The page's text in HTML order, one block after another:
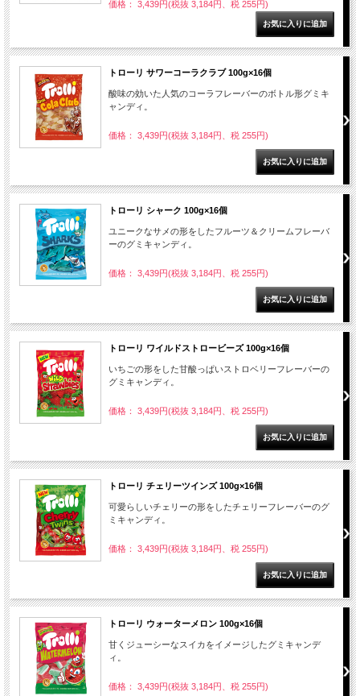
価格： 3,439円(税抜 3,184円、税 255円)
トローリ サワーコーラクラブ 100g×16個
酸味の効いた人気のコーラフレーバーのボトル形グミキ
ャンディ。
価格： 3,439円(税抜 3,184円、税 255円)
トローリ シャーク 100g×16個
ユニークなサメの形をしたフルーツ＆クリームフレーバ
ーのグミキャンディ。
価格： 3,439円(税抜 3,184円、税 255円)
トローリ ワイルドストロービーズ 100g×16個
いちごの形をした甘酸っぱいストロベリーフレーバーの
グミキャンディ。
価格： 3,439円(税抜 3,184円、税 255円)
トローリ チェリーツインズ 100g×16個
可愛らしいチェリーの形をしたチェリーフレーバーのグ
ミキャンディ。
価格： 3,439円(税抜 3,184円、税 255円)
トローリ ウォーターメロン 100g×16個
甘くジューシーなスイカをイメージしたグミキャンデ
ィ。
価格： 3,439円(税抜 3,184円、税 255円)